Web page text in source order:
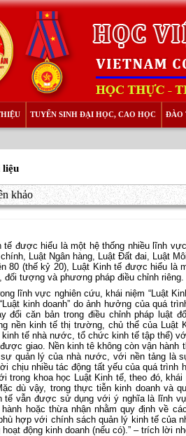
TUYỂN SINH ĐẠI HỌC, CAO HỌC ĐÀO
liệu
khảo
tế được hiểu là một hệ thống nhiều lĩnh
Luật Ngân hàng, Luật Đất đai, Luật
80 (thế kỷ 20), Luật Kinh tế được hiểu là
đối tượng và phương pháp điều chỉnh riêng.
lĩnh vực nghiên cứu, khái niệm “Luật
kinh doanh” do ảnh hưởng của quá
đổi căn bản trong điều chỉnh pháp luật
nền kinh tế thị trường, chủ thể của
tế nhà nước, tổ chức kinh tế tập thể)
giao. Nền kinh tê không còn vận hành
quản lý của nhà nước, với nền tảng là
chịu nhiều tác động tất yếu của quá trình
trong khoa học Luật Kinh tế, theo đó,
dù vậy, trong thực tiễn kinh doanh và
tế vẫn được sử dụng với ý nghĩa là lĩnh
hoặc thừa nhận nhằm quy định về
hợp với chính sách quản lý kinh tế của
động kinh doanh (nếu có).” – trích lời